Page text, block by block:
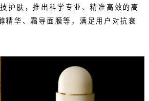
护肤，推出科学专业、精准高效的高
精华、霜导面膜等，满足用户对抗衰